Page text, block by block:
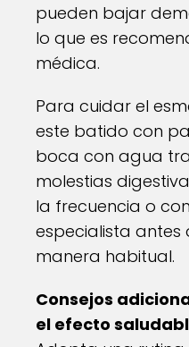
pueden bajar
lo que es
médica.
Para cuidar el
este batido con
boca con agua
molestias
la frecuencia o
especialista
manera habitual.
Consejos
el efecto